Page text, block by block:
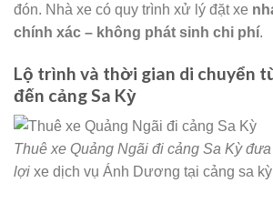
đón. Nhà xe có quy trình xử lý đặt xe
chính xác – không phát sinh chi phí.
Lộ trình và thời gian di chuyển
đến cảng Sa Kỳ
Thuê xe Quảng Ngãi đi cảng Sa Kỳ
lợi xe dịch vụ Ánh Dương tại cảng sa